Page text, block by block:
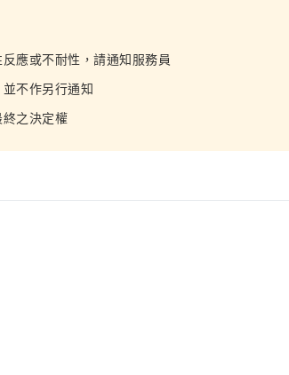
應或不耐性，請通知服務員
不作另行通知
之決定權